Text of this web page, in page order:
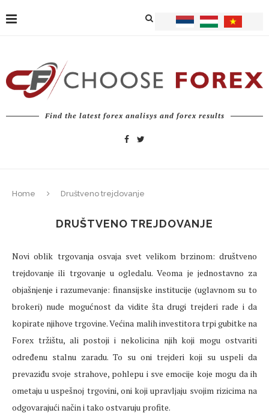
Find the latest forex analisys and forex results
Home Društveno trejdovanje
DRUŠTVENO TREJDOVANJE
Novi oblik trgovanja osvaja svet velikom brzinom: društveno
trejdovanje ili trgovanje u ogledalu. Veoma je jednostavno za
objašnjenje i razumevanje: finansijske institucije (uglavnom su to
brokeri) nude mogućnost da vidite šta drugi trejderi rade i da
kopirate njihove trgovine. Većina malih investitora trpi gubitke na
Forex tržištu, ali postoji i nekolicina njih koji mogu ostvariti
određenu stalnu zaradu. To su oni trejderi koji su uspeli da
prevaziđu svoje strahove, pohlepu i sve emocije koje mogu da ih
ometaju u uspešnoj trgovini, oni koji upravljaju svojim rizicima na
odgovarajući način i tako ostvaruju profite.